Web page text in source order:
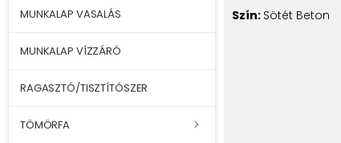
MUNKALAP VASALÁS
MUNKALAP VÍZZÁRÓ
RAGASZTÓ/TISZTÍTÓSZER
TÖMÖRFA
Szín: Sötét Beton